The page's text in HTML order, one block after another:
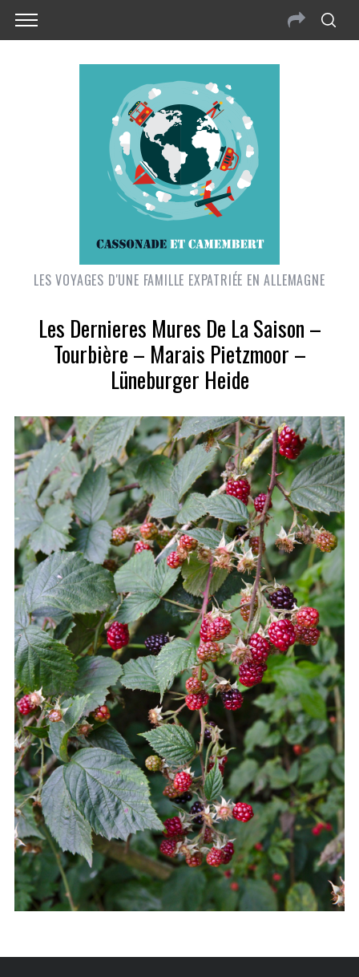
LES VOYAGES D'UNE FAMILLE EXPATRIÉE EN ALLEMAGNE
Les Dernieres Mures De La Saison –
Tourbière – Marais Pietzmoor –
Lüneburger Heide
S
e
a
r
c
h
f
o
r
: